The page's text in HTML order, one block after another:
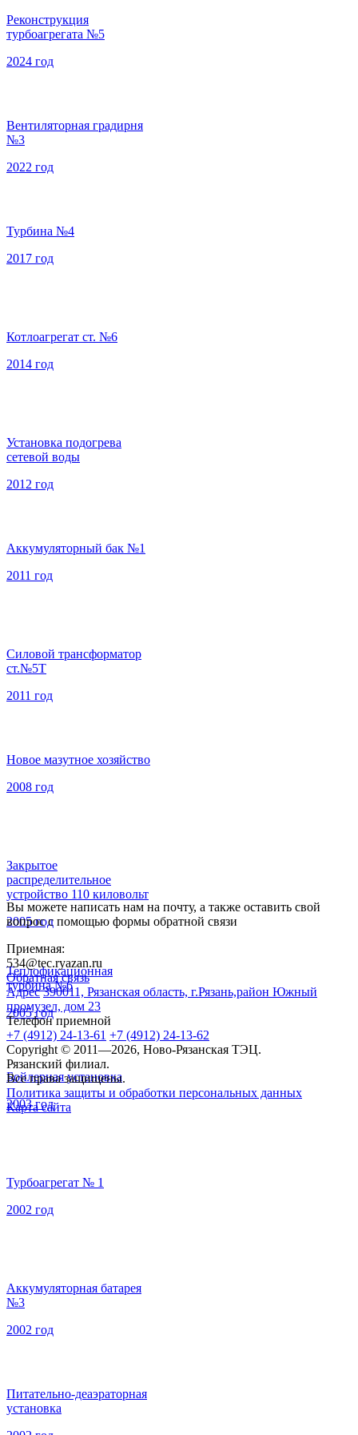
Реконструкция
турбоагрегата №5
2024 год
Вентиляторная градирня
№3
2022 год
Турбина №4
2017 год
Котлоагрегат ст. №6
2014 год
Установка подогрева
сетевой воды
2012 год
Аккумуляторный бак №1
2011 год
Силовой трансформатор
ст.№5Т
2011 год
Новое мазутное хозяйство
2008 год
Закрытое
распределительное
устройство 110 киловольт
2005 год
Теплофикационная
турбина №6
2005 год
Бойлерная установка
2003 год
Турбоагрегат № 1
2002 год
Аккумуляторная батарея
№3
2002 год
Питательно-деаэраторная
установка
Вы можете написать нам на почту, а также оставить свой
вопрос с помощью формы обратной связи
Приемная:
534@tec.ryazan.ru
Обратная связь
Адрес 390011, Рязанская область, г.Рязань,район Южный
промузел, дом 23
Телефон приемной
+7 (4912) 24-13-61 +7 (4912) 24-13-62
Copyright © 2011—2026, Ново-Рязанская ТЭЦ.
Рязанский филиал.
Все права защищены.
Политика защиты и обработки персональных данных
Карта сайта